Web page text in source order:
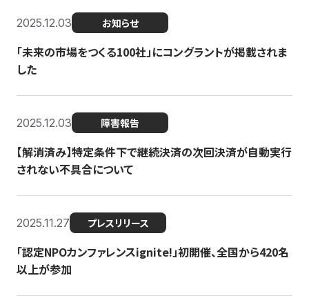
2025.12.03 お知らせ
「未来の市場をつくる100社」にコングラントが掲載されま
した
2025.12.03 障害報告
【解消済み】特定条件下で継続決済の次回決済が自動実行
されない不具合について
2025.11.27 プレスリリース
「認定NPOカンファレンスignite!」初開催、全国から420名
以上が参加